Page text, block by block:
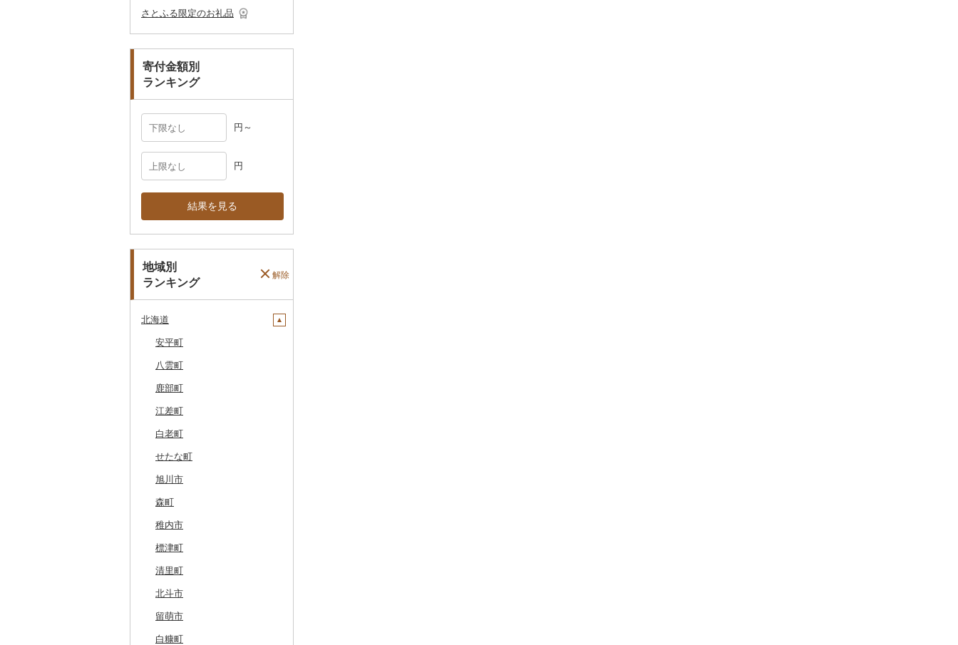
その他食器
ペット用品
その他雑貨
その他アクセサリー
マフラー・手袋
さとふる限定のお礼品
寄付金額別
ランキング
円～
円
結果を見る
地域別
ランキング
解除
北海道
安平町
八雲町
鹿部町
江差町
白老町
せたな町
旭川市
森町
稚内市
標津町
清里町
北斗市
留萌市
白糠町